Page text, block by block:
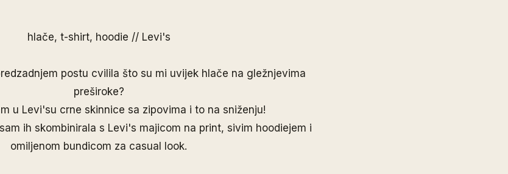
hlače, t-shirt, hoodie // Levi's
postu cvilila što su mi uvijek hlače na gležnjevima
preširoke?
u Levi'su crne skinnice sa zipovima i to na sniženju!
ih skombinirala s Levi's majicom na print, sivim hoodiejem i
omiljenom bundicom za casual look.